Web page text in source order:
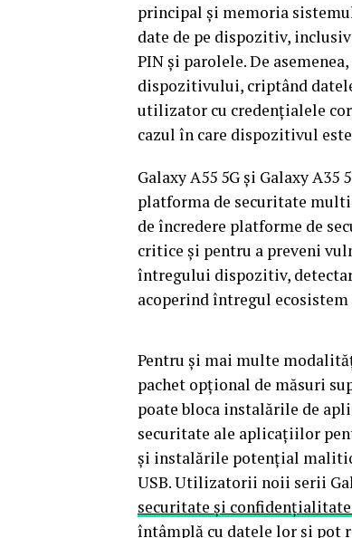
principal și memoria
date de pe dispozitiv,
PIN și parolele. De
dispozitivului, criptând
utilizator cu credențialele
cazul în care dispozitivul
Galaxy A55 5G și Galaxy
platforma de securitate
de încredere platforme de
critice și pentru a preveni
întregului dispozitiv,
acoperind întregul ecosistem
Pentru și mai multe
pachet opțional de măsuri
poate bloca instalările de
securitate ale aplicațiilor
și instalările potențial
USB. Utilizatorii noii serii
securitate și confidențialitate
întâmplă cu datele lor și pot